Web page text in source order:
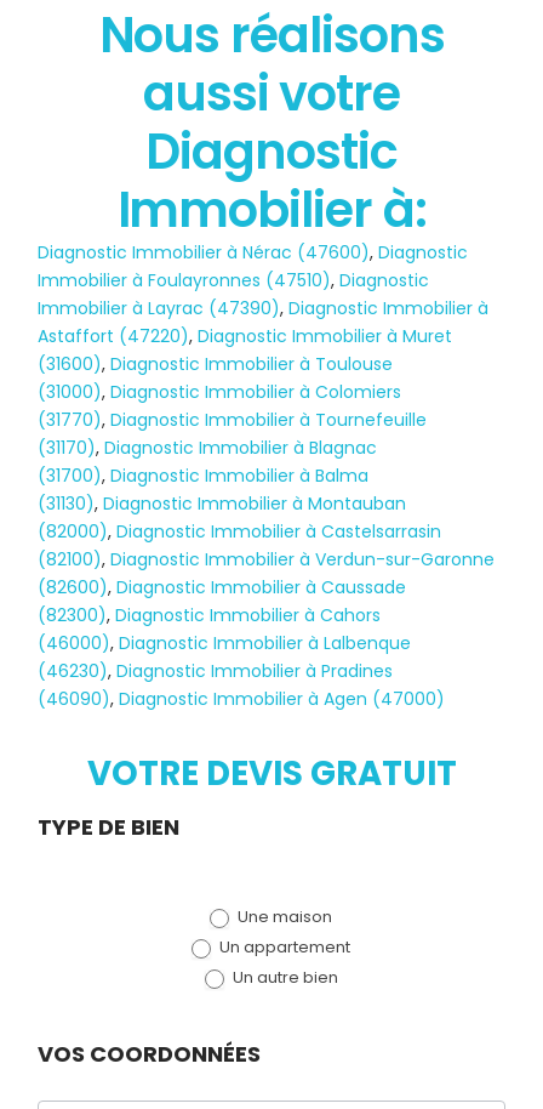
État des risques
POLLUTION
Diagnostic
TERMITES
Nous réalisons
aussi votre
Diagnostic
Immobilier à:
Diagnostic Immobilier à Nérac (47600),Diagnostic
Immobilier à Foulayronnes (47510),Diagnostic
Immobilier à Layrac (47390),Diagnostic Immobilier à
Astaffort (47220),Diagnostic Immobilier à Muret
(31600),Diagnostic Immobilier à Toulouse
(31000),Diagnostic Immobilier à Colomiers
(31770),Diagnostic Immobilier à Tournefeuille
(31170),Diagnostic Immobilier à Blagnac
(31700),Diagnostic Immobilier à Balma
(31130),Diagnostic Immobilier à Montauban
(82000),Diagnostic Immobilier à Castelsarrasin
(82100),Diagnostic Immobilier à Verdun-sur-Garonne
(82600),Diagnostic Immobilier à Caussade
(82300),Diagnostic Immobilier à Cahors
(46000),Diagnostic Immobilier à Lalbenque
(46230),Diagnostic Immobilier à Pradines
(46090),Diagnostic Immobilier à Agen (47000)
VOTRE DEVIS GRATUIT
Demande
TYPE DE BIEN
Une maison
Un appartement
Un autre bien
VOS COORDONNÉES